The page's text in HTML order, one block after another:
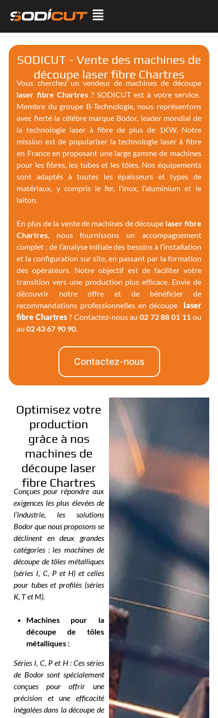
SODICUT - Vente des machines de
découpe laser fibre Chartres
Vous cherchez un vendeur de machines de découpe
laser fibre Chartres ? SODICUT est à votre service.
Membre du groupe B-Technologie, nous représentons
avec fierté la célèbre marque Bodor, leader mondial de
la technologie laser à fibre de plus de 1KW. Notre
mission est de populariser la technologie laser à fibre
en France en proposant une large gamme de machines
pour les fibres, les tubes et les tôles. Nos équipements
sont adaptés à toutes les épaisseurs et types de
matériaux, y compris le fer, l’inox, l’aluminium et le
laiton.
En plus de la vente de machines de découpe laser fibre
Chartres, nous fournissons un accompagnement
complet : de l’analyse initiale des besoins à l’installation
et la configuration sur site, en passant par la formation
des opérateurs. Notre objectif est de faciliter votre
transition vers une production plus efficace. Envie de
découvrir notre offre et de bénéficier de
recommandations professionnelles en découpe
laser
fibre Chartres ? Contactez-nous au02 72 88 01 11ou
au02 43 67 90 90.
Contactez-nous
Optimisez votre
production
grâce à nos
machines de
découpe laser
fibre Chartres
Conçues pour répondre aux
exigences les plus élevées de
l’industrie, les solutions
Bodor que nous proposons se
déclinent en deux grandes
catégories : les machines de
découpe de tôles métalliques
(séries I, C, P et H) et celles
pour tubes et profilés (séries
K, T et M).
Machines pour la
découpe de tôles
métalliques :
Séries I, C, P et H : Ces séries
de Bodor sont spécialement
conçues pour offrir une
précision et une efficacité
inégalées dans la découpe de